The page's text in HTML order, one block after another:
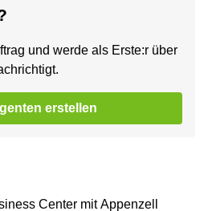
und werde als Erste:r über
erstellen
Center mit Appenzell